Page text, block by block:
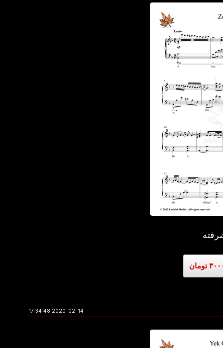
2020-02-14 17:34:48